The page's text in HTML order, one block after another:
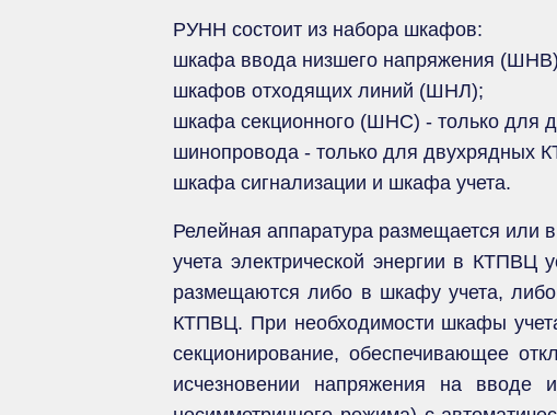
РУНН состоит из набора шкафов:
шкафа ввода низшего напряжения
шкафов отходящих линий (ШНЛ);
шкафа секционного (ШНС) - только для
шинопровода - только для двухрядных
шкафа сигнализации и шкафа учета.
Релейная аппаратура размещается
учета электрической энергии в КТПВЦ
размещаются либо в шкафу учета,
КТПВЦ. При необходимости шкафы
секционирование, обеспечивающее
исчезновении напряжения на вводе